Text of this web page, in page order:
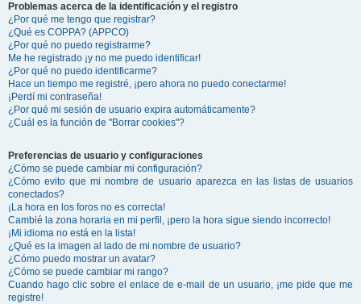
Problemas acerca de la identificación y el registro
¿Por qué me tengo que registrar?
¿Qué es COPPA? (APPCO)
¿Por qué no puedo registrarme?
Me he registrado ¡y no me puedo identificar!
¿Por qué no puedo identificarme?
Hace un tiempo me registré, ¡pero ahora no puedo conectarme!
¡Perdí mi contraseña!
¿Por qué mi sesión de usuario expira automáticamente?
¿Cuál es la función de "Borrar cookies"?
Preferencias de usuario y configuraciones
¿Cómo se puede cambiar mi configuración?
¿Cómo evito que mi nombre de usuario aparezca en las listas de usuarios
conectados?
¡La hora en los foros no es correcta!
Cambié la zona horaria en mi perfil, ¡pero la hora sigue siendo incorrecto!
¡Mi idioma no está en la lista!
¿Qué es la imagen al lado de mi nombre de usuario?
¿Cómo puedo mostrar un avatar?
¿Cómo se puede cambiar mi rango?
Cuando hago clic sobre el enlace de e-mail de un usuario, ¡me pide que me
registre!